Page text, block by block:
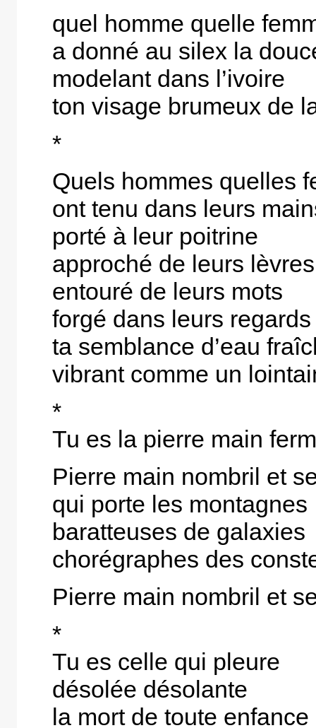
quel homme quelle
a donné au silex la
modelant dans l’ivoire
ton visage brumeux de
*
Quels hommes quelles
ont tenu dans leurs
porté à leur poitrine
approché de leurs lèvres
entouré de leurs mots
forgé dans leurs regards
ta semblance d’eau
vibrant comme un
*
Tu es la pierre main
Pierre main nombril et
qui porte les montagnes
baratteuses de galaxies
chorégraphes des
Pierre main nombril et
*
Tu es celle qui pleure
désolée désolante
la mort de toute enfance